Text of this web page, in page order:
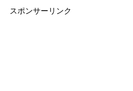
スポンサーリンク